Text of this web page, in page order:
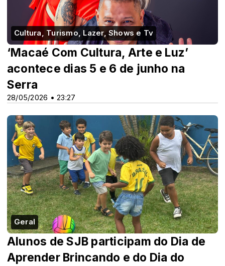
Cultura, Turismo, Lazer, Shows e Tv
28/05/2026 • 23:27
‘Macaé Com Cultura, Arte e Luz’
acontece dias 5 e 6 de junho na
Serra
Geral
Alunos de SJB participam do Dia de
Aprender Brincando e do Dia do